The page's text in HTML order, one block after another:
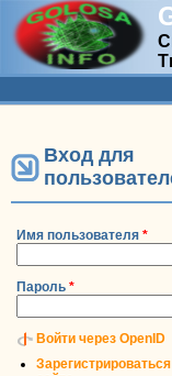
Вход для
Имя пользователя *
Пароль *
Войти через OpenID